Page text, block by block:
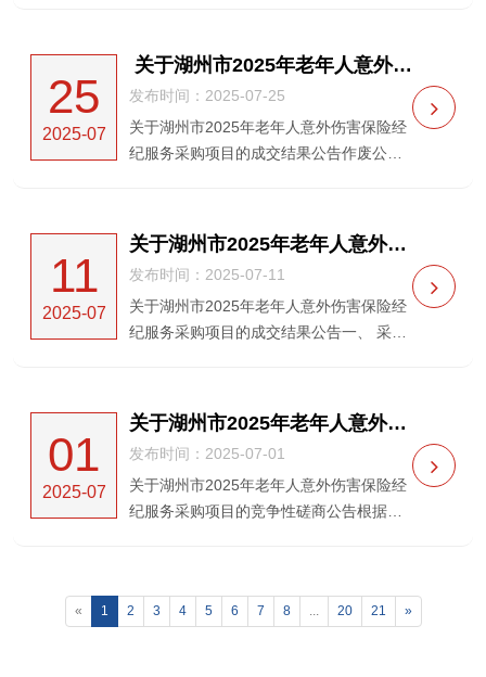
阴极检测装备、医疗设备生产基地项目场
地平整土方工程二、项目...
25
2025-07
关于湖州市2025年老年人意外伤害保险经纪服务采购项目的成交结果公告作废公告
发布时间：2025-07-25
关于湖州市2025年老年人意外伤害保险经
纪服务采购项目的成交结果公告作废公告
保险经纪服务采购项目 三、 采购项目编
号：浙华采...
11
2025-07
关于湖州市2025年老年人意外伤害保险经纪服务采购项目的成交结果公告
发布时间：2025-07-11
关于湖州市2025年老年人意外伤害保险经
纪服务采购项目的成交结果公告一、 采购
纪服务采购项目 三、 采购项目编号：浙华
采字【202...
01
2025-07
关于湖州市2025年老年人意外伤害保险经纪服务采购项目的竞争性磋商公告
发布时间：2025-07-01
关于湖州市2025年老年人意外伤害保险经
纪服务采购项目的竞争性磋商公告根据
有限公司受湖州市民政局...
« 1 2 3 4 5 6 7 8 ... 20 21 »